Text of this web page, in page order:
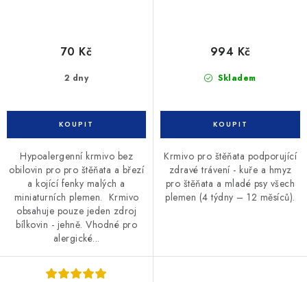
2 dny
70 Kč
Hypoalergenní krmivo bez
obilovin pro pro štěňata a březí
a kojící fenky malých a
miniaturních plemen. Krmivo
obsahuje pouze jeden zdroj
bílkovin - jehně. Vhodné pro
alergické...
Skladem
994 Kč
Krmivo pro štěňata podporující
zdravé trávení - kuře a hmyz
pro štěňata a mladé psy všech
plemen (4 týdny – 12 měsíců).